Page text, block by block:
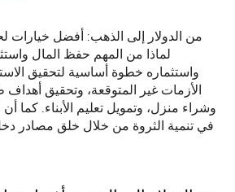
من الدولار إلى الذهب: أفضل خيارات
لماذا من المهم حفظ المال
واستثماره خطوة أساسية لتحقيق
الأزمات غير المتوقعة، وتحقيق أهداف
وشراء منزل، وتمويل تعليم الأبناء. كما
في تنمية الثروة من خلال خلق مصادر